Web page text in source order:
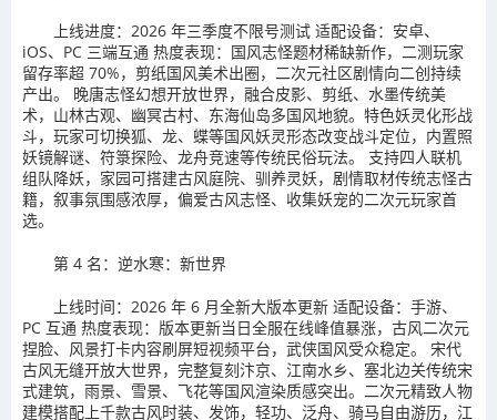
上线进度：2026 年三季度不限号测试 适配设备：安卓、
iOS、PC 三端互通 热度表现：国风志怪题材稀缺新作，二测玩家
留存率超 70%，剪纸国风美术出圈，二次元社区剧情向二创持续
产出。 晚唐志怪幻想开放世界，融合皮影、剪纸、水墨传统美
术，山林古观、幽冥古村、东海仙岛多国风地貌。特色妖灵化形战
斗，玩家可切换狐、龙、蝶等国风妖灵形态改变战斗定位，内置照
妖镜解谜、符箓探险、龙舟竞速等传统民俗玩法。 支持四人联机
组队降妖，家园可搭建古风庭院、驯养灵妖，剧情取材传统志怪古
籍，叙事氛围感浓厚，偏爱古风志怪、收集妖宠的二次元玩家首
选。
第 4 名：逆水寒：新世界
上线时间：2026 年 6 月全新大版本更新 适配设备：手游、
PC 互通 热度表现：版本更新当日全服在线峰值暴涨，古风二次元
捏脸、风景打卡内容刷屏短视频平台，武侠国风受众稳定。 宋代
古风无缝开放大世界，完整复刻汴京、江南水乡、塞北边关传统宋
式建筑，雨景、雪景、飞花等国风渲染质感突出。二次元精致人物
建模搭配上千款古风时装、发饰，轻功、泛舟、骑马自由游历，江